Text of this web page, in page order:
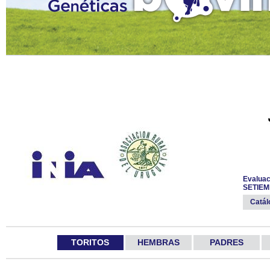
TORITOS HEMBRAS PADRES